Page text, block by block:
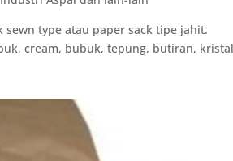
type atau paper sack tipe jahit.
cream, bubuk, tepung, butiran,